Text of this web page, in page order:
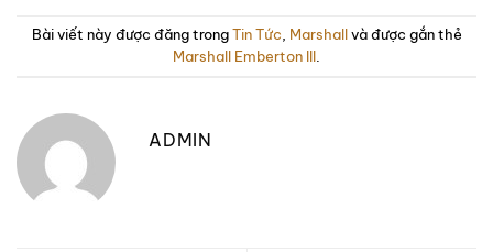
Bài viết này được đăng trongTin Tức, Marshallvà được gắn thẻ
Marshall Emberton III.
ADMIN